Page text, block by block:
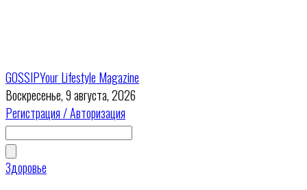
GOSSIPYour Lifestyle Magazine
Воскресенье, 9 августа, 2026
Регистрация / Авторизация
Здоровье